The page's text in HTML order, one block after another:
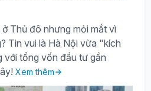
Thủ đô nhưng mỏi mắt vì
Tin vui là Hà Nội vừa "kích
với tổng vốn đầu tư gần
Xem thêm